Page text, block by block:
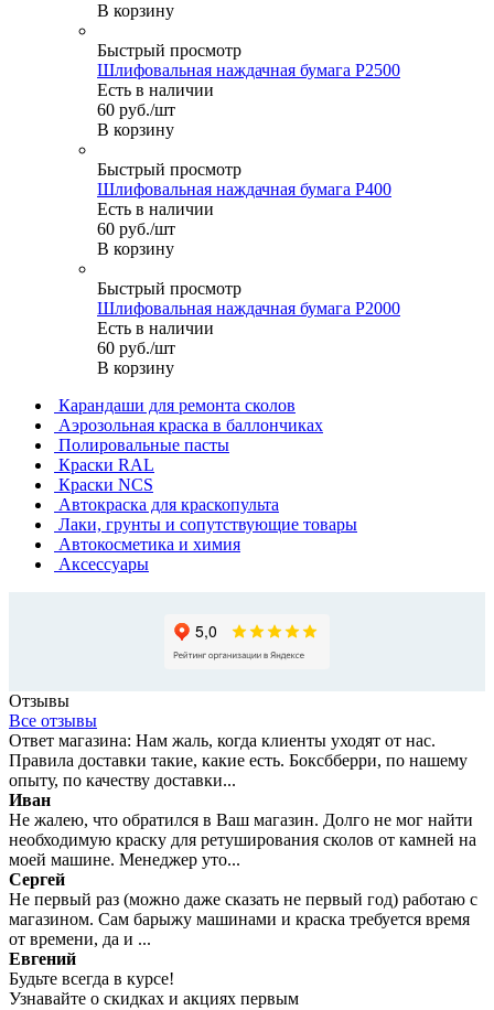
В корзину
Быстрый просмотр
Шлифовальная наждачная бумага P2500
Есть в наличии
60 руб./шт
В корзину
Быстрый просмотр
Шлифовальная наждачная бумага P400
Есть в наличии
60 руб./шт
В корзину
Быстрый просмотр
Шлифовальная наждачная бумага P2000
Есть в наличии
60 руб./шт
В корзину
Карандаши для ремонта сколов
Аэрозольная краска в баллончиках
Полировальные пасты
Краски RAL
Краски NCS
Автокраска для краскопульта
Лаки, грунты и сопутствующие товары
Автокосметика и химия
Аксессуары
Отзывы
Все отзывы
Ответ магазина: Нам жаль, когда клиенты уходят от нас.
Правила доставки такие, какие есть. Боксбберри, по нашему
опыту, по качеству доставки...
Иван
Не жалею, что обратился в Ваш магазин. Долго не мог найти
необходимую краску для ретуширования сколов от камней на
моей машине. Менеджер уто...
Сергей
Не первый раз (можно даже сказать не первый год) работаю с
магазином. Сам барыжу машинами и краска требуется время
от времени, да и ...
Евгений
Будьте всегда в курсе!
Узнавайте о скидках и акциях первым